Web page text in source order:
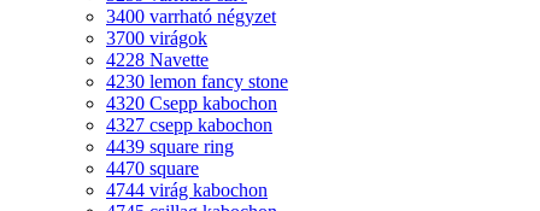
3400 varrható négyzet
3700 virágok
4228 Navette
4230 lemon fancy stone
4320 Csepp kabochon
4327 csepp kabochon
4439 square ring
4470 square
4744 virág kabochon